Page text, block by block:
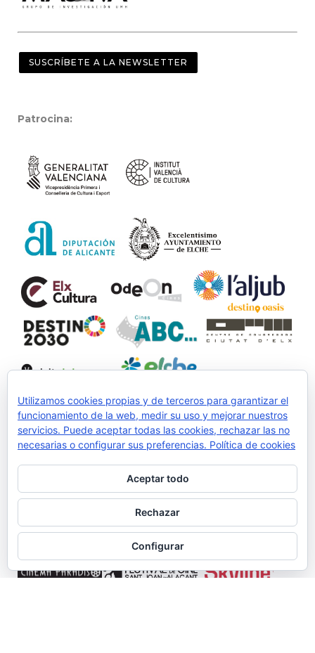
SUSCRÍBETE A LA NEWSLETTER
Patrocina:
Colabora:
Utilizamos cookies propias y de terceros para garantizar el
funcionamiento de la web, medir su uso y mejorar nuestros
servicios. Puede aceptar todas las cookies, rechazar las no
necesarias o configurar sus preferencias. Política de cookies
Aceptar todo
Rechazar
Configurar